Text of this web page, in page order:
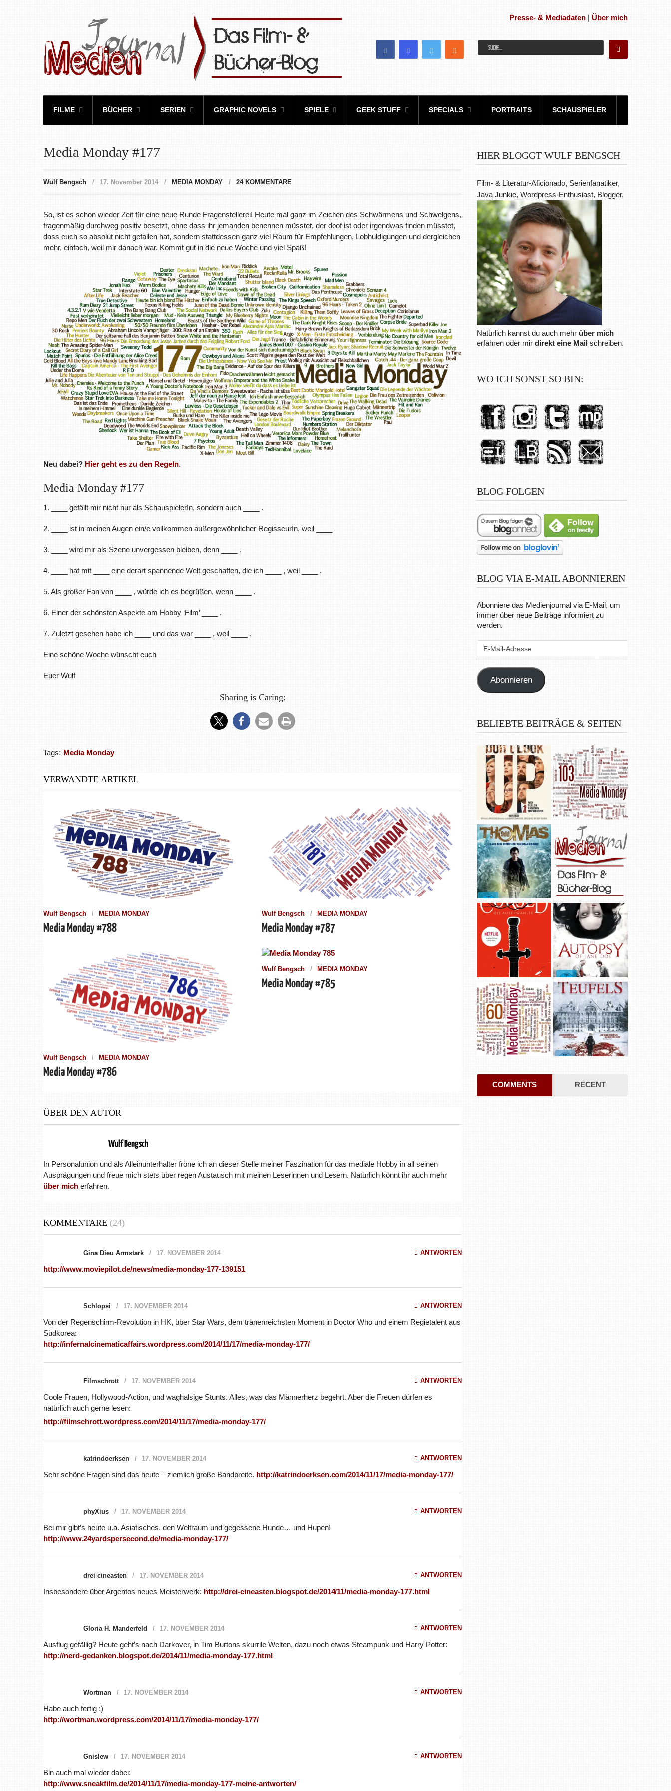
Presse- & Mediadaten | Über mich
FILME BÜCHER SERIEN GRAPHIC NOVELS SPIELE GEEK STUFF SPECIALS PORTRAITS SCHAUSPIELER
Media Monday #177
Wulf Bengsch 17. November 2014 MEDIA MONDAY 24 KOMMENTARE
So, ist es schon wieder Zeit für eine neue Runde Fragenstellerei! Heute mal ganz im Zeichen des Schwärmens und Schwelgens,
fragenmäßig durchweg positiv besetzt, ohne dass ihr jemanden benennen müsstet, der doof ist oder irgendwas finden müsstet,
dass euch so absolut nicht gefallen hat, sondern stattdessen ganz viel Raum für Empfehlungen, Lobhuldigungen und dergleichen
mehr, einfach, weil mir danach war. Kommt gut in die neue Woche und viel Spaß!
Neu dabei? Hier geht es zu den Regeln.
Media Monday #177
1. ____ gefällt mir nicht nur als SchauspielerIn, sondern auch ____ .
2. ____ ist in meinen Augen ein/e vollkommen außergewöhnlicher RegisseurIn, weil ____ .
3. ____ wird mir als Szene unvergessen bleiben, denn ____ .
4. ____ hat mit ____ eine derart spannende Welt geschaffen, die ich ____ , weil ____ .
5. Als großer Fan von ____ , würde ich es begrüßen, wenn ____ .
6. Einer der schönsten Aspekte am Hobby ‘Film’ ____ .
7. Zuletzt gesehen habe ich ____ und das war ____ , weil ____ .
Eine schöne Woche wünscht euch
Euer Wulf
Sharing is Caring:
Tags: Media Monday
VERWANDTE ARTIKEL
Wulf Bengsch MEDIA MONDAY
Media Monday #788
Wulf Bengsch MEDIA MONDAY
Media Monday #787
Wulf Bengsch MEDIA MONDAY
Media Monday #786
Wulf Bengsch MEDIA MONDAY
Media Monday #785
ÜBER DEN AUTOR
Wulf Bengsch
In Personalunion und als Alleinunterhalter fröne ich an dieser Stelle meiner Faszination für das mediale Hobby in all seinen
Ausprägungen und freue mich stets über regen Austausch mit meinen Leserinnen und Lesern. Natürlich könnt ihr auch mehr
über mich erfahren.
KOMMENTARE (24)
Gina Dieu Armstark 17. NOVEMBER 2014 ANTWORTEN
http://www.moviepilot.de/news/media-monday-177-139151
Schlopsi 17. NOVEMBER 2014 ANTWORTEN
Von der Regenschirm-Revolution in HK, über Star Wars, dem tränenreichsten Moment in Doctor Who und einem Regietalent aus
Südkorea:
http://infernalcinematicaffairs.wordpress.com/2014/11/17/media-monday-177/
Filmschrott 17. NOVEMBER 2014 ANTWORTEN
Coole Frauen, Hollywood-Action, und waghalsige Stunts. Alles, was das Männerherz begehrt. Aber die Freuen dürfen es
natürlich auch gerne lesen:
http://filmschrott.wordpress.com/2014/11/17/media-monday-177/
katrindoerksen 17. NOVEMBER 2014 ANTWORTEN
Sehr schöne Fragen sind das heute – ziemlich große Bandbreite. http://katrindoerksen.com/2014/11/17/media-monday-177/
phyXius 17. NOVEMBER 2014 ANTWORTEN
Bei mir gibt’s heute u.a. Asiatisches, den Weltraum und gegessene Hunde… und Hupen!
http://www.24yardspersecond.de/media-monday-177/
drei cineasten 17. NOVEMBER 2014 ANTWORTEN
Insbesondere über Argentos neues Meisterwerk: http://drei-cineasten.blogspot.de/2014/11/media-monday-177.html
Gloria H. Manderfeld 17. NOVEMBER 2014 ANTWORTEN
Ausflug gefällig? Heute geht’s nach Darkover, in Tim Burtons skurrile Welten, dazu noch etwas Steampunk und Harry Potter:
http://nerd-gedanken.blogspot.de/2014/11/media-monday-177.html
Wortman 17. NOVEMBER 2014 ANTWORTEN
Habe auch fertig :)
http://wortman.wordpress.com/2014/11/17/media-monday-177/
Gnislew 17. NOVEMBER 2014 ANTWORTEN
Bin auch mal wieder dabei:
http://www.sneakfilm.de/2014/11/17/media-monday-177-meine-antworten/
HIER BLOGGT WULF BENGSCH
Film- & Literatur-Aficionado, Serienfanatiker,
Java Junkie, Wordpress-Enthusiast, Blogger.
Natürlich kannst du auch mehr über mich
erfahren oder mirdirekt eine Mail schreiben.
WO ICH SONST SO BIN:
BLOG FOLGEN
BLOG VIA E-MAIL ABONNIEREN
Abonniere das Medienjournal via E-Mail, um
immer über neue Beiträge informiert zu
werden.
E-
Abonnieren
BELIEBTE BEITRÄGE & SEITEN
COMMENTS RECENT